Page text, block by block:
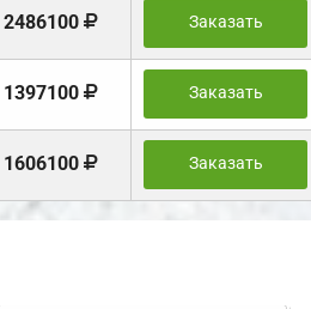
2486100 Заказать
1397100 Заказать
1606100 Заказать